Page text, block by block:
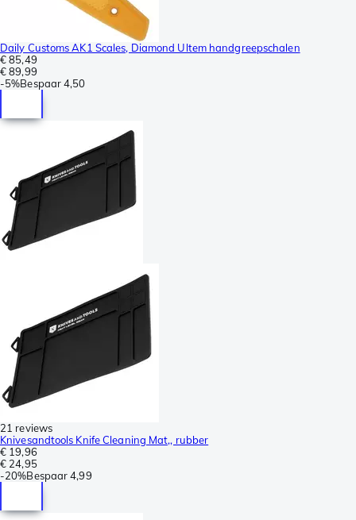
Daily Customs AK1 Scales, Diamond Ultem handgreepschalen
€ 85,49
€ 89,99
-5%Bespaar4,50
21 reviews
Knivesandtools Knife Cleaning Mat,, rubber
€ 19,96
€ 24,95
-20%Bespaar 4,99